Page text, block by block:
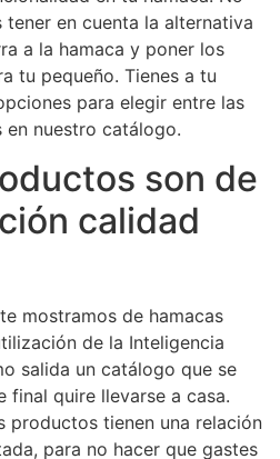
en cuenta la alternativa
a la hamaca y poner los
tu pequeño. Tienes a tu
para elegir entre las
en nuestro catálogo.
son de
calidad
mostramos de hamacas
de la Inteligencia
salida un catálogo que se
final quire llevarse a casa.
productos tienen una relación
para no hacer que gastes